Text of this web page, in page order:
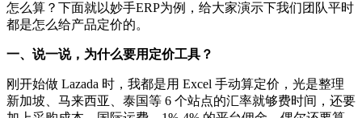
怎么算 ？ 下面就以妙手ERP为例，给大家演示下我们团队平时
都是怎么给产品定价的。
一、说一说，为什么要用定价工具？
刚开始做 Lazada 时，我都是用 Excel 手动算定价，光是整理
新加坡、马来西亚、泰国等 6 个站点的汇率就够费时间，还要